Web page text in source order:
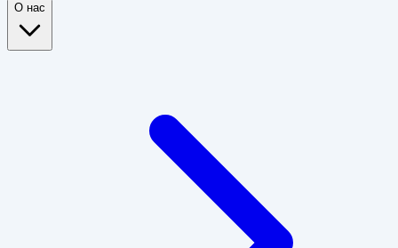
О нас